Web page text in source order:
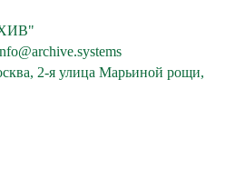
2-я улица Марьиной рощи,